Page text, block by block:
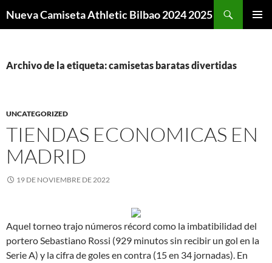
Nueva Camiseta Athletic Bilbao 2024 2025
Archivo de la etiqueta: camisetas baratas divertidas
UNCATEGORIZED
TIENDAS ECONOMICAS EN
MADRID
19 DE NOVIEMBRE DE 2022
Aquel torneo trajo números récord como la imbatibilidad del
portero Sebastiano Rossi (929 minutos sin recibir un gol en la
Serie A) y la cifra de goles en contra (15 en 34 jornadas). En